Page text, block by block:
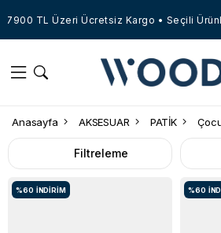
7900 TL Üzeri Ücretsiz Kargo • Seçili
Anasayfa AKSESUAR PATİK
Filtreleme
%60 İNDIRIM %60